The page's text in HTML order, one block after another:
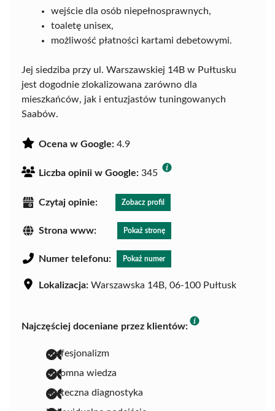
wejście dla osób niepełnosprawnych,
toaletę unisex,
możliwość płatności kartami debetowymi.
Jej siedziba przy ul. Warszawskiej 14B w Pułtusku
jest dogodnie zlokalizowana zarówno dla
mieszkańców, jak i entuzjastów tuningowanych
Saabów.
Ocena w Google: 4.9
Liczba opinii w Google: 345
Czytaj opinie: Zobacz profil
Strona www: Pokaż stronę
Numer telefonu: Pokaż numer
Lokalizacja: Warszawska 14B, 06-100 Pułtusk
Najczęściej doceniane przez klientów:
profesjonalizm
ogromna wiedza
skuteczna diagnostyka